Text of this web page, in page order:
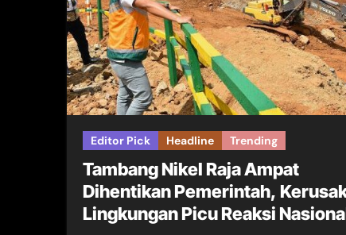
Editor Pick Headline Trending
Tambang Nikel Raja Ampat
Dihentikan Pemerintah,
Lingkungan Picu Reaksi